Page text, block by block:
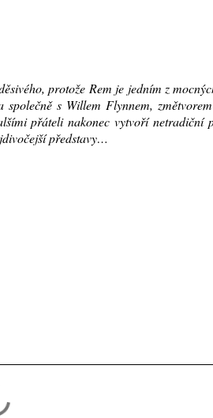
protože Rem je jedním z
s Willem Flynnem,
přáteli nakonec vytvoří netradiční
představy…